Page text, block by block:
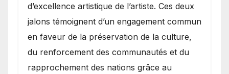
d’excellence artistique de l’artiste. Ces deux
jalons témoignent d’un engagement commun
en faveur de la préservation de la culture,
du renforcement des communautés et du
rapprochement des nations grâce au